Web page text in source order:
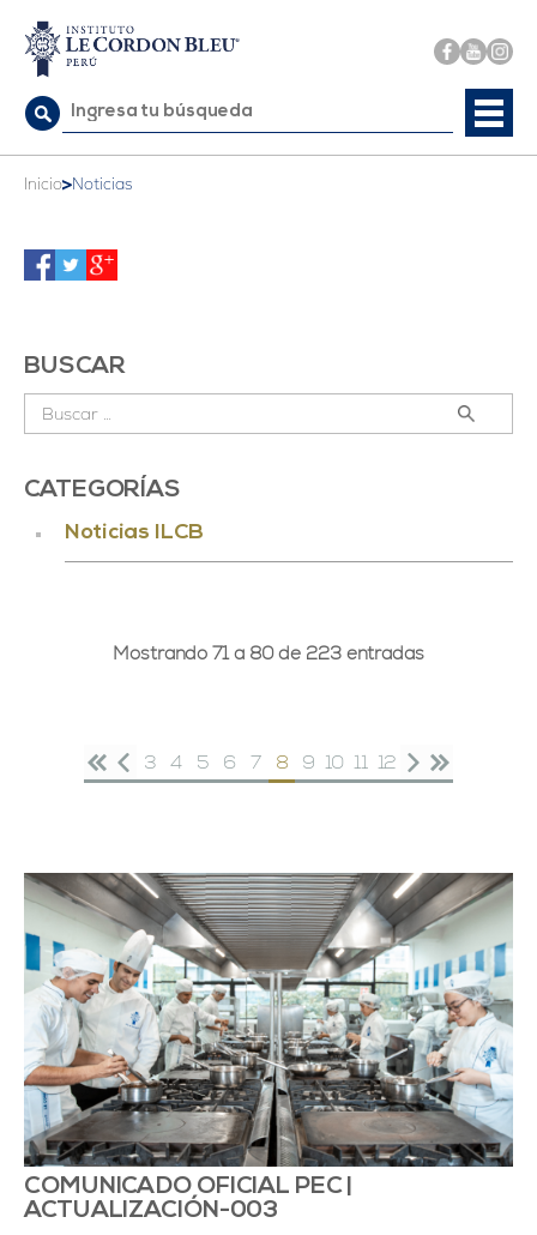
Buscar:
Inicio>Noticias
Mostrando 71 a 80 de 223 entradas
3 4 5 6 7 8 9 10 11 12
COMUNICADO OFICIAL PEC |
ACTUALIZACIÓN-003
BUSCAR
Buscar:
CATEGORÍAS
Noticias ILCB